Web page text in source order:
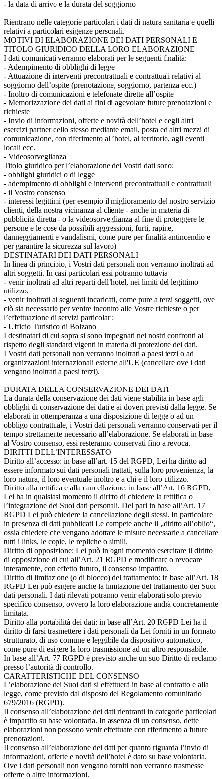
- la data di arrivo e la durata del soggiorno
Rientrano nelle categorie particolari i dati di natura sanitaria e quelli
relativi a particolari esigenze personali.
MOTIVI DI ELABORAZIONE DEI DATI PERSONALI E
TITOLO GIURIDICO DELLA LORO ELABORAZIONE
I dati comunicati verranno elaborati per le seguenti finalità:
- Adempimento di obblighi di legge
- Attuazione di interventi precontrattuali e contrattuali relativi al
soggiorno dell’ospite (prenotazione, soggiorno, partenza ecc.)
- Inoltro di comunicazioni e telefonate dirette all’ospite
- Memorizzazione dei dati ai fini di agevolare future prenotazioni e
richieste
- Invio di informazioni, offerte e novità dell’hotel e degli altri
esercizi partner dello stesso mediante email, posta ed altri mezzi di
comunicazione, con riferimento all’hotel, al territorio, agli eventi
locali ecc.
- Videosorveglianza
Titolo giuridico per l’elaborazione dei Vostri dati sono:
- obblighi giuridici o di legge
- adempimento di obblighi e interventi precontrattuali e contrattuali
- il Vostro consenso
- interessi legittimi (per esempio il miglioramento del nostro servizio
clienti, della nostra vicinanza al cliente - anche in materia di
pubblicità diretta - o la videosorveglianza al fine di proteggere le
persone e le cose da possibili aggressioni, furti, rapine,
danneggiamenti e vandalismi, come pure per finalità antincendio e
per garantire la sicurezza sul lavoro)
DESTINATARI DEI DATI PERSONALI
In linea di principio, i Vostri dati personali non verranno inoltrati ad
altri soggetti. In casi particolari essi potranno tuttavia
- venir inoltrati ad altri reparti dell’hotel, nei limiti del legittimo
utilizzo,
- venir inoltrati ai seguenti incaricati, come pure a terzi soggetti, ove
ciò sia necessario per venire incontro alle Vostre richieste o per
l’effettuazione di servizi particolari:
- Ufficio Turistico di Bolzano
I destinatari di cui sopra si sono impegnati nei nostri confronti al
rispetto degli standard vigenti in materia di protezione dei dati.
I Vostri dati personali non verranno inoltrati a paesi terzi o ad
organizzazioni internazionali esterne all'UE (cancellare ove i dati
vengano inoltrati a paesi terzi).
DURATA DELLA CONSERVAZIONE DEI DATI
La durata della conservazione dei dati viene stabilita in base agli
obblighi di conservazione dei dati e ai doveri previsti dalla legge. Se
elaborati in ottemperanza a una disposizione di legge o ad un
obbligo contrattuale, i Vostri dati personali verranno conservati per il
tempo strettamente necessario all’elaborazione. Se elaborati in base
al Vostro consenso, essi resteranno conservati fino a revoca.
DIRITTI DELL’INTERESSATO
Diritto all’accesso: in base all’art. 15 del RGPD, Lei ha diritto ad
essere informato sui dati personali trattati, sulla loro provenienza, la
loro natura, il loro eventuale inoltro e a chi e il loro utilizzo.
Diritto alla rettifica e alla cancellazione: in base all’Art. 16 RGPD,
Lei ha in qualsiasi momento il diritto di chiedere la rettifica o
l’integrazione dei Suoi dati personali. Del pari in base all’Art. 17
RGPD Lei può chiedere la cancellazione degli stessi. In particolare
in presenza di dati pubblicati Le compete anche il „diritto all’oblio“,
ossia chiedere che vengano adottate le misure necessarie a cancellare
tutti i links, le copie, le repliche o simili.
Diritto di opposizione: Lei può in ogni momento esercitare il diritto
di opposizione di cui all’Art. 21 RGPD e modificare o revocare
interamente, con effetto futuro, il consenso impartito.
Diritto di limitazione (o di blocco) del trattamento: in base all’Art. 18
RGPD Lei può esigere anche la limitazione del trattamento dei Suoi
dati personali. I dati rilevati potranno venir elaborati solo previo
specifico consenso, ovvero la loro elaborazione andrà concretamente
limitata.
Diritto alla portabilità dei dati: in base all’Art. 20 RGPD Lei ha il
diritto di farsi trasmettere i dati personali da Lei forniti in un formato
strutturato, di uso comune e leggibile da dispositivo automatico,
come pure di esigere la loro trasmissione ad un altro responsabile.
In base all’Art. 77 RGPD è previsto anche un suo Diritto di reclamo
presso l’autorità di controllo.
CARATTERISTICHE DEL CONSENSO
L’elaborazione dei Suoi dati si effettuerà in base al contratto e alla
legge, come previsto dal disposto del Regolamento comunitario
679/2016 (RGPD).
Il consenso all’elaborazione dei dati rientranti in categorie particolari
è impartito su base volontaria. In assenza di un consenso, dette
elaborazioni non possono venir effettuate con riferimento a future
prenotazioni.
Il consenso all’elaborazione dei dati per quanto riguarda l’invio di
informazioni, offerte e novità dell’hotel è dato su base volontaria.
Ove i dati personali non vengano forniti non verranno trasmesse
offerte o altre informazioni.